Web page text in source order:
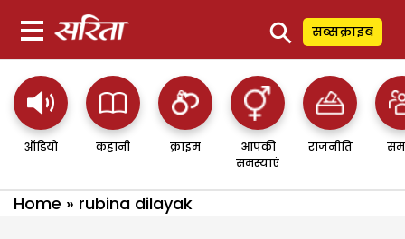
⚲ सब्सक्राइब
ऑडियो कहानी क्राइम
आपकी
समस्याएं
राजनीति
Home » rubina dilayak